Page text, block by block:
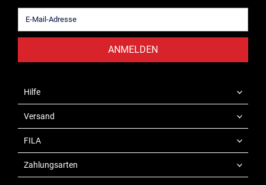
ANMELDEN
Hilfe
Versand
FILA
Zahlungsarten